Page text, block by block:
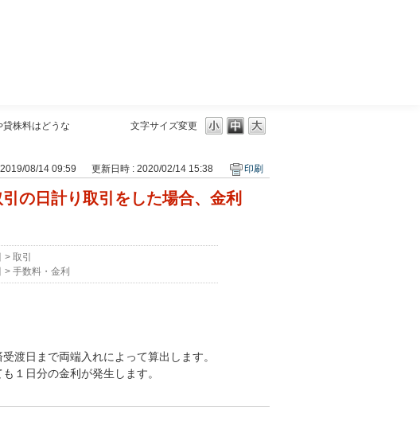
文字サイズ変更
株料はどうな
08/14 09:59 更新日時 : 2020/02/14 15:38 印刷
の日計り取引をした場合、金利
> 取引
> 手数料・金利
渡日まで両端入れによって算出します。
１日分の金利が発生します。